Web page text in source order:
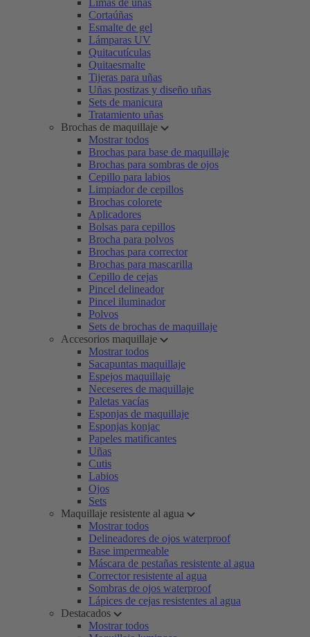
Limas de uñas
Cortaúñas
Esmalte de gel
Lámparas UV
Quitacutículas
Quitaesmalte
Tijeras para uñas
Uñas postizas y diseño uñas
Sets de manicura
Tratamiento uñas
Brochas de maquillaje
Mostrar todos
Brochas para base de maquillaje
Brochas para sombras de ojos
Cepillo para labios
Limpiador de cepillos
Brochas colorete
Aplicadores
Bolsas para cepillos
Brocha para polvos
Brochas para corrector
Brochas para mascarilla
Cepillo de cejas
Pincel delineador
Pincel iluminador
Polvos
Sets de brochas de maquillaje
Accesorios maquillaje
Mostrar todos
Sacapuntas maquillaje
Espejos maquillaje
Neceseres de maquillaje
Paletas vacías
Esponjas de maquillaje
Esponjas konjac
Papeles matificantes
Uñas
Cutis
Labios
Ojos
Sets
Maquillaje resistente al agua
Mostrar todos
Delineadores de ojos waterproof
Base impermeable
Máscara de pestañas resistente al agua
Corrector resistente al agua
Sombras de ojos waterproof
Lápices de cejas resistentes al agua
Destacados
Mostrar todos